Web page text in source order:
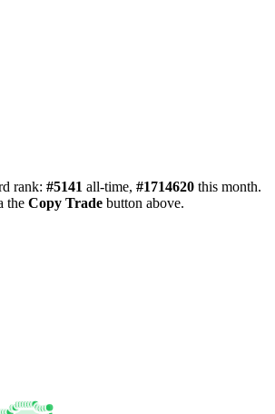
rank: #5141 all-time, #1714620 this month.
the Copy Trade button above.